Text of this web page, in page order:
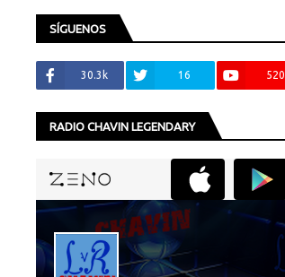
SÍGUENOS
30.3k 16 520
RADIO CHAVIN LEGENDARY